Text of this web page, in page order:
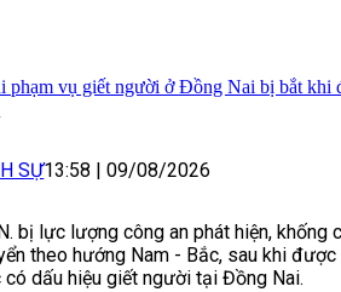
phạm vụ giết người ở Đồng Nai bị bắt khi
SỰ13:58 | 09/08/2026
bị lực lượng công an phát hiện,
theo hướng Nam - Bắc, sau khi
có dấu hiệu giết người tại Đồng Nai.